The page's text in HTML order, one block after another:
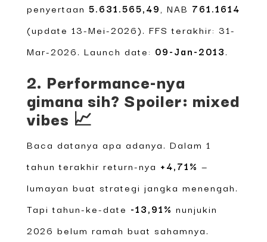
penyertaan 5.631.565,49 , NAB 761.1614
(update 13-Mei-2026). FFS terakhir: 31-
Mar-2026. Launch date: 09-Jan-2013.
2. Performance-nya
gimana sih? Spoiler: mixed
vibes 📈
Baca datanya apa adanya. Dalam 1
tahun terakhir return-nya +4,71% —
lumayan buat strategi jangka menengah.
Tapi tahun-ke-date -13,91% nunjukin
2026 belum ramah buat sahamnya.